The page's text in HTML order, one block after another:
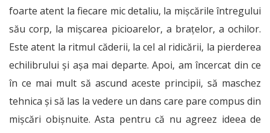
foarte atent la fiecare mic detaliu, la mișcările întregului
său corp, la mișcarea picioarelor, a brațelor, a ochilor.
Este atent la ritmul căderii, la cel al ridicării, la pierderea
echilibrului și așa mai departe. Apoi, am încercat din ce
în ce mai mult să ascund aceste principii, să maschez
tehnica și să las la vedere un dans care pare compus din
mișcări obișnuite. Asta pentru că nu agreez ideea de